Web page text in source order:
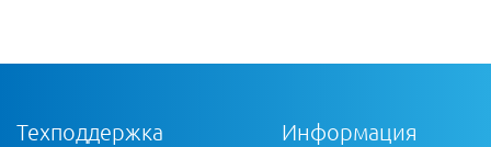
Техподдержка Информация